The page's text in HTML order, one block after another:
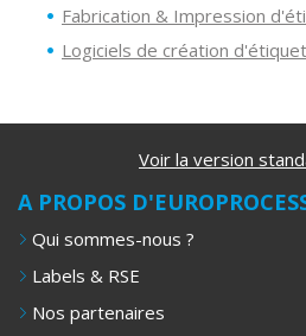
Fabrication & Impression
Logiciels de création
Voir la version
A PROPOS
Qui sommes-nous ?
Labels & RSE
Nos partenaires